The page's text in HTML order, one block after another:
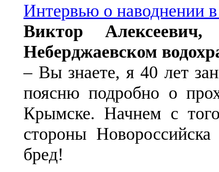
Интервью о
Виктор
Неберджаевском
– Вы знаете, я 40 лет
поясню подробно о
Крымске. Начнем с
стороны
бред!